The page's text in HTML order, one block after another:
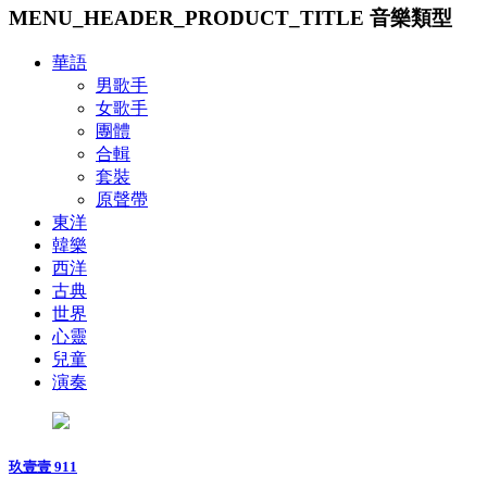
MENU_HEADER_PRODUCT_TITLE 音樂類型
華語
男歌手
女歌手
團體
合輯
套裝
原聲帶
東洋
韓樂
西洋
古典
世界
心靈
兒童
演奏
玖壹壹 911